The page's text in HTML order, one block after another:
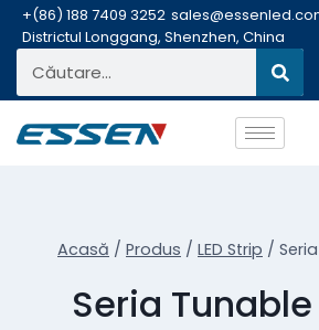
+(86) 188 7409 3252
Districtul Longgang, Shenzhen, China
Acasă / Produs / LED Strip /
Seria